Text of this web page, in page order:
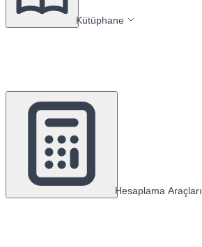
Kütüphane
Hesaplama Araçları